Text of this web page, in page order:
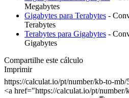
Megabytes
Gigabytes para Terabytes -
Terabytes
Terabytes para Gigabytes -
Gigabytes
Compartilhe este cálculo
Imprimir
https://calculat.io/pt/number/kb-to-mb/
<a href="https://calculat.io/pt/